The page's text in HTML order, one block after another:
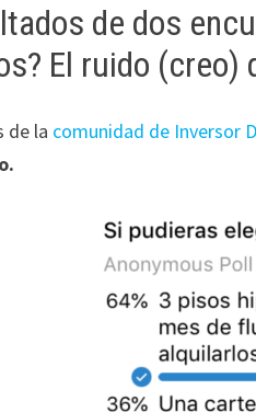
de dos
El ruido
de la comunidad de Inversor